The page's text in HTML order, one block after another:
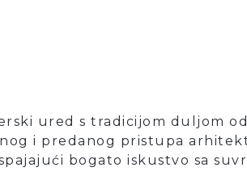
ured s tradicijom duljom
i predanog pristupa
bogato iskustvo sa